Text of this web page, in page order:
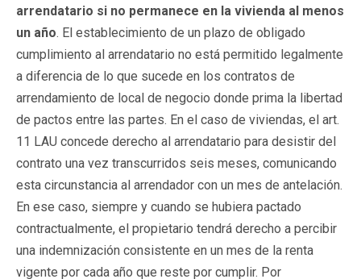
arrendatario si no permanece en la vivienda al menos
un año. El establecimiento de un plazo de obligado
cumplimiento al arrendatario no está permitido legalmente
a diferencia de lo que sucede en los contratos de
arrendamiento de local de negocio donde prima la libertad
de pactos entre las partes. En el caso de viviendas, el art.
11 LAU concede derecho al arrendatario para desistir del
contrato una vez transcurridos seis meses, comunicando
esta circunstancia al arrendador con un mes de antelación.
En ese caso, siempre y cuando se hubiera pactado
contractualmente, el propietario tendrá derecho a percibir
una indemnización consistente en un mes de la renta
vigente por cada año que reste por cumplir. Por